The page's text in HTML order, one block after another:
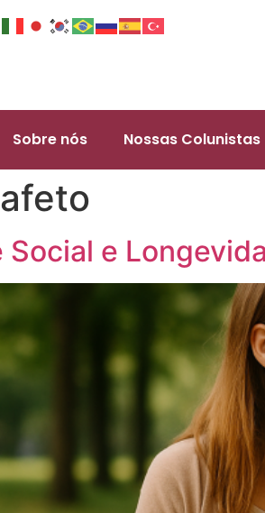
Sobre nós Nossas Colunistas
afeto
Social e